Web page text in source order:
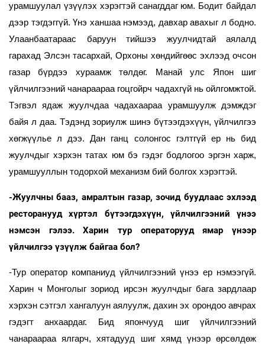
урамшуулал үзүүлэх хэрэгтэй санагддаг юм. Бодит байдал
дээр тэгдэггүй. Үнэ ханшаа нэмээд, давхар авахыг л бодно.
Улаанбаатараас баруун тийшээ жуулчидтай аялалд
гарахад Элсэн тасархай, Орхоны хөндийгөөс эхлээд очсон
газар бүрдээ хураамж төлдөг. Манай улс Япон шиг
үйлчилгээний чанараараа гоцгойрч чадахгүй нь ойлгомжтой.
Тэгвэл ядаж жуулчдаа чадахаараа урамшуулж дэмждэг
байя л даа. Тэдэнд зориулж шинэ бүтээгдэхүүн, үйлчилгээ
хөгжүүлье л дээ. Дан ганц солонгос гэлтгүй ер нь бид
жуулчдыг хэрхэн татах юм бэ гэдэг бодлогоо эргэн харж,
урамшууллын тодорхой механизм бий болгох хэрэгтэй.
-Жуулчны бааз, амралтын газар, зочид буудлаас эхлээд
ресторанууд хүртэл бүтээгдэхүүн, үйлчилгээний үнээ
нэмсэн гэлээ. Харин тур операторууд ямар үнээр
үйлчилгээ үзүүлж байгаа бол?
-Тур оператор компаниуд үйлчилгээний үнээ ер нэмээгүй.
Харин ч Монголыг зориод ирсэн жуулчдыг бага зардлаар
хэрхэн сэтгэл хангалуун аялуулж, дахин эх орондоо авчрах
гэдэгт анхаардаг. Бид япончууд шиг үйлчилгээний
чанараараа ялгарч, хятадууд шиг хямд үнээр өрсөлдөж